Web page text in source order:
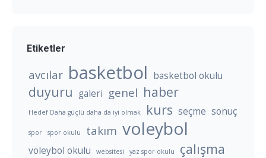
Etiketler
avcılar basketbol basketbol okulu
duyuru galeri genel haber
Hedef Daha güçlü daha da iyi olmak kurs seçme sonuç
spor spor okulu takım voleybol
voleybol okulu websitesi yaz spor okulu çalışma